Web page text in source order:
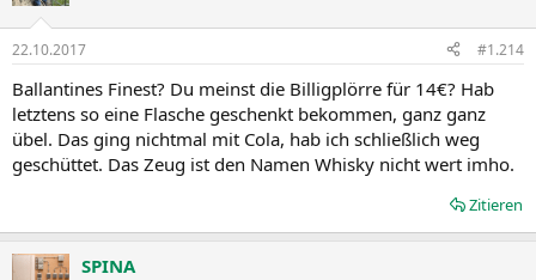
22.10.2017 #1.214
Ballantines Finest? Du meinst die Billigplörre für 14€? Hab
letztens so eine Flasche geschenkt bekommen, ganz ganz
übel. Das ging nichtmal mit Cola, hab ich schließlich weg
geschüttet. Das Zeug ist den Namen Whisky nicht wert imho.
Zitieren
SPINA